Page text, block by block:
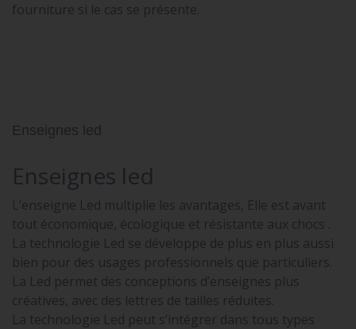
fourniture si le cas se présente.
Enseignes led
Enseignes led
L’enseigne Led multiplie les avantages, Elle est avant
tout économique, écologique et résistante aux chocs .
La technologie Led se développe de plus en plus aussi
bien pour des usages professionnels que particuliers.
La Led permet des conceptions d’enseignes plus
créatives, avec des lettres de tailles réduites.
La technologie Led peut s’intégrer dans tous types